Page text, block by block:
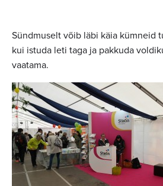
Sündmuselt võib läbi käia kümneid
kui istuda leti taga ja pakkuda
vaatama.